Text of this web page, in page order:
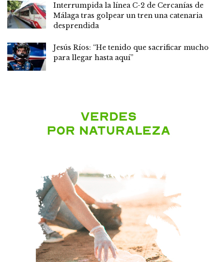
Interrumpida la línea C-2 de Cercanías de
Málaga tras golpear un tren una catenaria
desprendida
Jesús Ríos: “He tenido que sacrificar mucho
para llegar hasta aquí”